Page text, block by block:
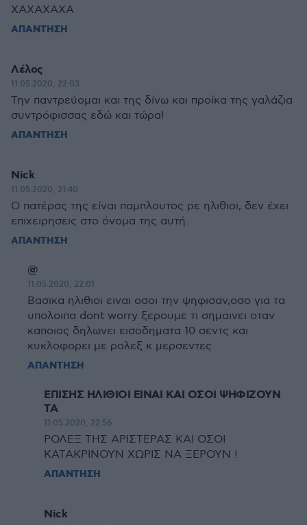
ΧΑΧΑΧΑΧΑ
ΑΠΑΝΤΗΣΗ
Λέλος
11.05.2020, 22:03
Την παντρεύομαι και της δίνω και προίκα της γαλάζια
συντρόφισσας εδώ και τώρα!
ΑΠΑΝΤΗΣΗ
Nick
11.05.2020, 21:40
Ο πατέρας της είναι παμπλουτος ρε ηλιθιοι, δεν έχει
επιχειρησεις στο όνομα της αυτή.
ΑΠΑΝΤΗΣΗ
@
11.05.2020, 22:01
Βασικα ηλιθιοι ειναι οσοι την ψηφισαν,οσο για τα
υπολοιπα dont worry ξερουμε τι σημαινει οταν
καποιος δηλωνει εισοδηματα 10 σεντς και
κυκλοφορει με ρολεξ κ μερσεντες
ΑΠΑΝΤΗΣΗ
ΕΠΙΣΗΣ ΗΛΙΘΙΟΙ ΕΙΝΑΙ ΚΑΙ ΟΣΟΙ ΨΗΦΙΖΟΥΝ
ΤΑ
11.05.2020, 22:56
ΡΟΛΕΞ ΤΗΣ ΑΡΙΣΤΕΡΑΣ ΚΑΙ ΟΣΟΙ
ΚΑΤΑΚΡΙΝΟΥΝ ΧΩΡΙΣ ΝΑ ΞΕΡΟΥΝ !
ΑΠΑΝΤΗΣΗ
Nick